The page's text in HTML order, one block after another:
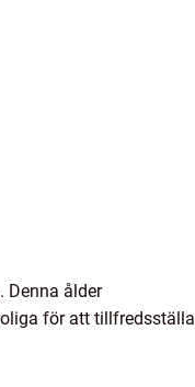
Denna ålder
för att tillfredsställa